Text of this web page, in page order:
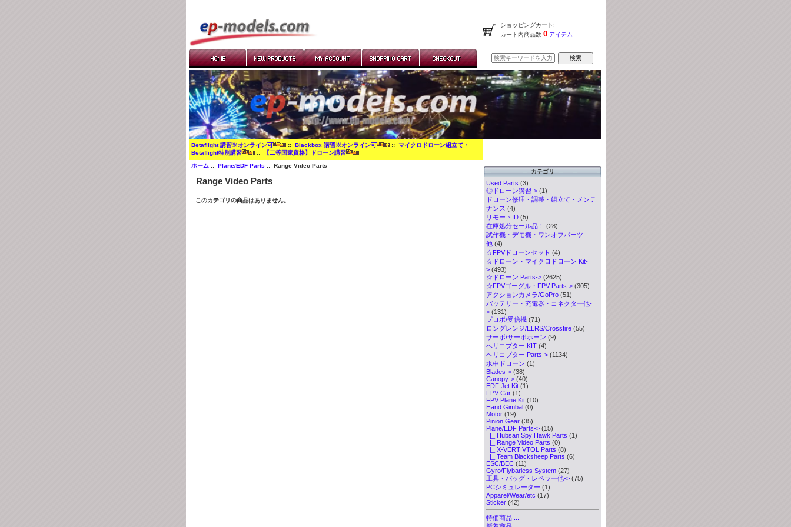
ショッピングカート:
カート内商品数 0アイテム
Betaflight 講習※オンライン可 ::Blackbox 講習※オンライン可 ::マイクロドローン組立て・
Betaflight特別講習
:: 【二等国家資格】ドローン講習
ホーム ::Plane/EDF Parts :: Range Video Parts
Range Video Parts
このカテゴリの商品はありません。
カテゴリ
Used Parts (3)
◎ドローン講習->(1)
ドローン修理・調整・組立て・メンテ
ナンス (4)
リモートID(5)
在庫処分セール品！
(28)
試作機・デモ機・ワンオフパーツ
他(4)
☆FPVドローンセット (4)
☆ドローン・マイクロドローン Kit-
>(493)
☆ドローン Parts->(2625)
☆FPVゴーグル・FPV Parts->(305)
アクションカメラ/GoPro(51)
バッテリー・充電器・コネクター他-
>(131)
プロポ/受信機(71)
ロングレンジ/ELRS/Crossfire(55)
サーボ/サーボホーン (9)
ヘリコプター KIT(4)
ヘリコプター Parts->(1134)
水中ドローン (1)
Blades->(38)
Canopy->(40)
EDF Jet Kit(1)
FPV Car(1)
FPV Plane Kit(10)
Hand Gimbal(0)
Motor(19)
Pinion Gear(35)
Plane/EDF Parts->(15)
|_ Hubsan Spy Hawk Parts (1)
|_ Range Video Parts (0)
|_ X-VERT VTOL Parts (8)
|_ Team Blacksheep Parts (6)
ESC/BEC(11)
Gyro/Flybarless System(27)
工具・バッグ・レベラー他->(75)
PCシミュレーター (1)
Apparel/Wear/etc (17)
Sticker(42)
特価商品 ...